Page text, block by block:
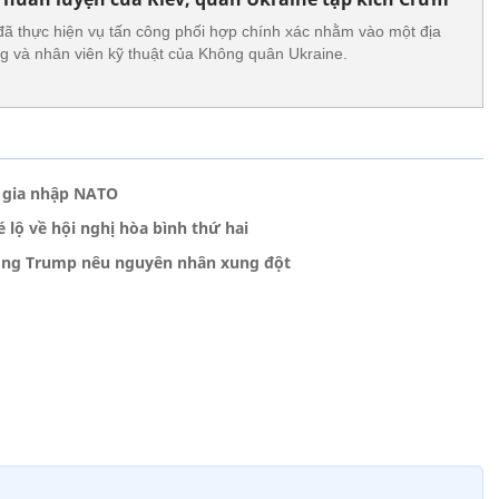
thực hiện vụ tấn công phối hợp chính xác nhằm vào một địa
và nhân viên kỹ thuật của Không quân Ukraine.
nhập NATO
lộ về hội nghị hòa bình thứ hai
Trump nêu nguyên nhân xung đột